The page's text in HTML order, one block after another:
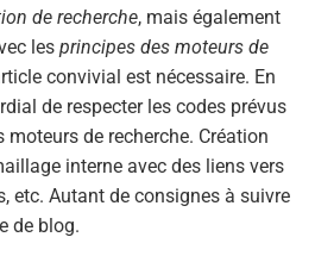
de recherche, mais également
les principes des moteurs de
convivial est nécessaire. En
de respecter les codes prévus
moteurs de recherche. Création
interne avec des liens vers
etc. Autant de consignes à suivre
de blog.